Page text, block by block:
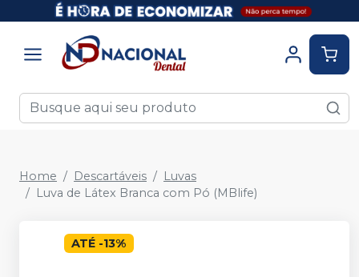
Home Descartáveis
Luvas
Luva de Látex Branca com Pó (MBlife)
ATÉ -13%